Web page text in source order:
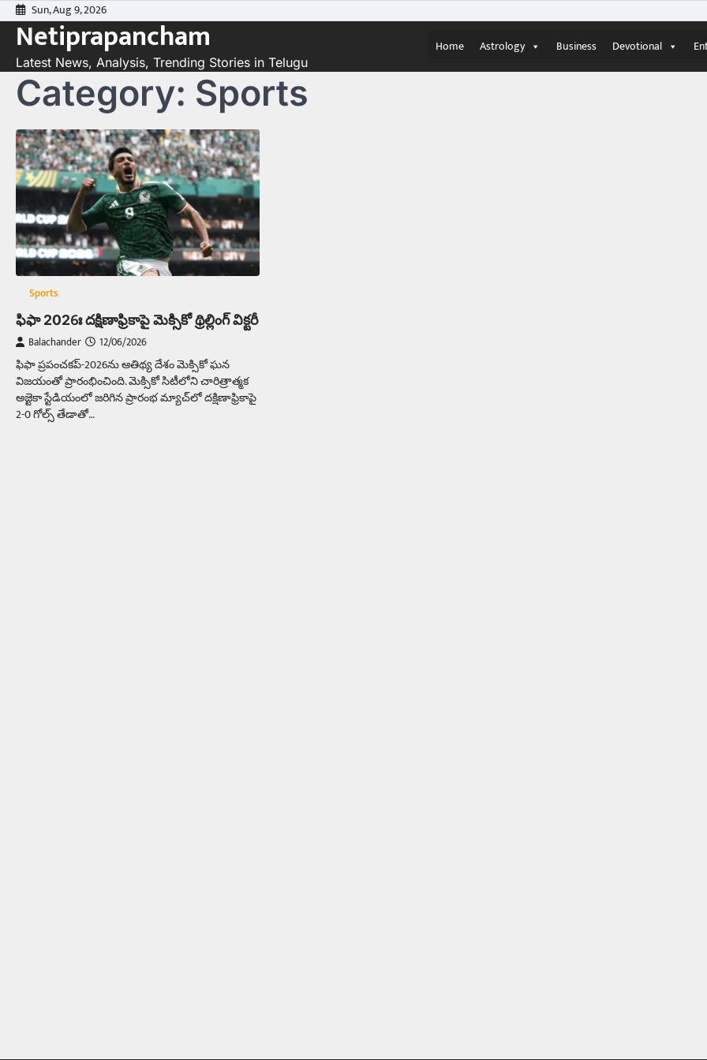
Skip
to
content
Sun, Aug 9, 2026
Netiprapancham
Latest News, Analysis, Trending Stories in Telugu
Home Astrology Business Devotional
Category: Sports
Sports
ఫిఫా 2026ః దక్షిణాఫ్రికాపై మెక్సికో థ్రిల్లింగ్‌ విక్టరీ
Balachander
12/06/2026
ఫిఫా ప్రపంచకప్-2026ను ఆతిథ్య దేశం మెక్సికో ఘన
విజయంతో ప్రారంభించింది. మెక్సికో సిటీలోని చారిత్రాత్మక
అజ్టెకా స్టేడియంలో జరిగిన ప్రారంభ మ్యాచ్‌లో దక్షిణాఫ్రికాపై
2-0 గోల్స్ తేడాతో…